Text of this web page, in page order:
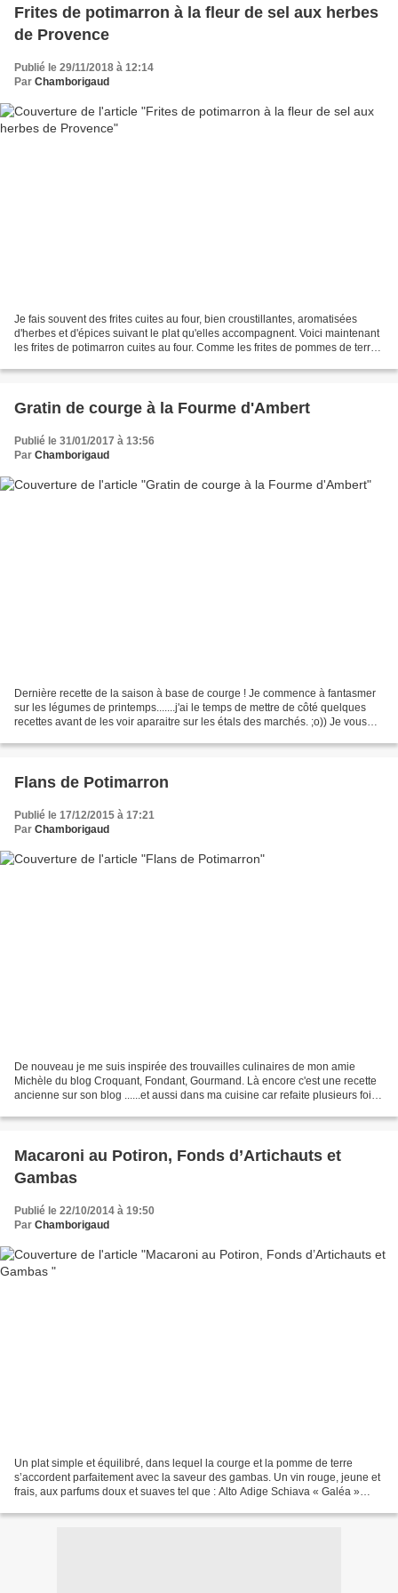
Frites de potimarron à la fleur de sel aux herbes
de Provence
Publié le 29/11/2018 à 12:14
Par Chamborigaud
Je fais souvent des frites cuites au four, bien croustillantes, aromatisées
d'herbes et d'épices suivant le plat qu'elles accompagnent. Voici maintenant
les frites de potimarron cuites au four. Comme les frites de pommes de terre
Gratin de courge à la Fourme d'Ambert
Publié le 31/01/2017 à 13:56
Par Chamborigaud
Dernière recette de la saison à base de courge ! Je commence à fantasmer
sur les légumes de printemps.......j'ai le temps de mettre de côté quelques
recettes avant de les voir aparaitre sur les étals des marchés. ;o)) Je vous
Flans de Potimarron
Publié le 17/12/2015 à 17:21
Par Chamborigaud
De nouveau je me suis inspirée des trouvailles culinaires de mon amie
Michèle du blog Croquant, Fondant, Gourmand. Là encore c'est une recette
ancienne sur son blog ......et aussi dans ma cuisine car refaite plusieurs fois !
Macaroni au Potiron, Fonds d’Artichauts et
Gambas
Publié le 22/10/2014 à 19:50
Par Chamborigaud
Un plat simple et équilibré, dans lequel la courge et la pomme de terre
s’accordent parfaitement avec la saveur des gambas. Un vin rouge, jeune et
frais, aux parfums doux et suaves tel que : Alto Adige Schiava « Galéa »